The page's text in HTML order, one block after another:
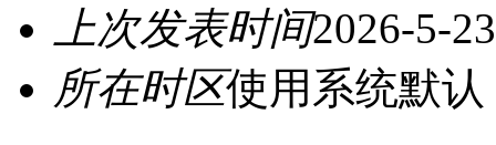
上次发表时间2026-5-
所在时区使用系统默认